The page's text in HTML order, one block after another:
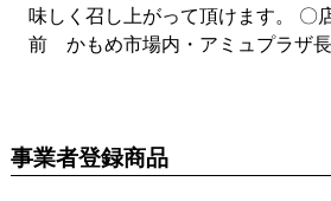
味しく召し上がって頂けます。
前 かもめ市場内・アミュプラザ
事業者登録商品